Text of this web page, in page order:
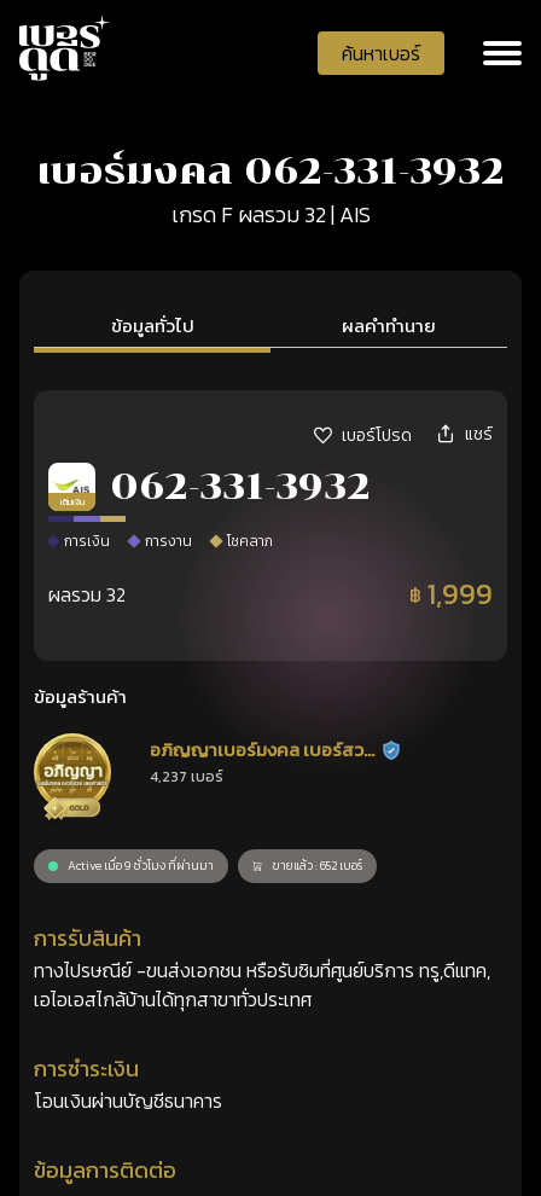
ค้นหาเบอร์
เบอร์มงคล 062-331-3932
เกรด F ผลรวม 32 | AIS
ข้อมูลทั่วไป ผลคำทำนาย
เบอร์โปรด แชร์
เติมเงิน 062-331-3932
การเงิน การงาน โชคลาภ
ผลรวม 32 ฿ 1,999
ข้อมูลร้านค้า
อภิญญาเบอร์มงคล เบอร์สวย
เลขศาสตร์
ร้านยืนยันแล้ว
4,237 เบอร์
Active เมื่อ 9 ชั่วโมง ที่ผ่านมา ขายแล้ว : 652 เบอร์
การรับสินค้า
ทางไปรษณีย์ -ขนส่งเอกชน หรือรับซิมที่ศูนย์บริการ ทรู,ดีแทค,
เอไอเอสไกล้บ้านได้ทุกสาขาทั่วประเทศ
การชำระเงิน
โอนเงินผ่านบัญชีธนาคาร
ข้อมูลการติดต่อ